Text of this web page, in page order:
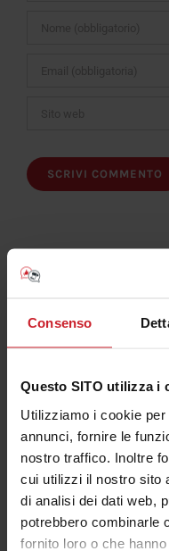
Consenso
Questo SITO utilizza i
Utilizziamo i cookie
annunci, fornire le
nostro traffico. Inoltre
cui utilizzi il nostro sito
di analisi dei dati web,
potrebbero combinarle
fornito loro o che
Iscriviti al Canale
Articolo più letti